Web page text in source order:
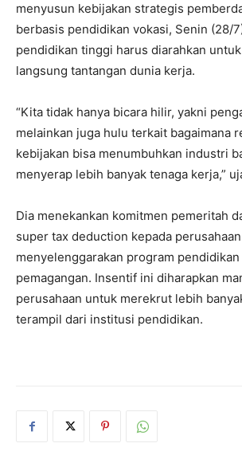
menyusun kebijakan strategis
berbasis pendidikan vokasi, Senin (28/
pendidikan tinggi harus diarahkan
langsung tantangan dunia kerja.
“Kita tidak hanya bicara hilir, yakni
melainkan juga hulu terkait bagaimana
kebijakan bisa menumbuhkan industri
menyerap lebih banyak tenaga kerja,”
Dia menekankan komitmen pemeritah
super tax deduction kepada
menyelenggarakan program pendidikan
pemagangan. Insentif ini diharapkan
perusahaan untuk merekrut lebih
terampil dari institusi pendidikan.